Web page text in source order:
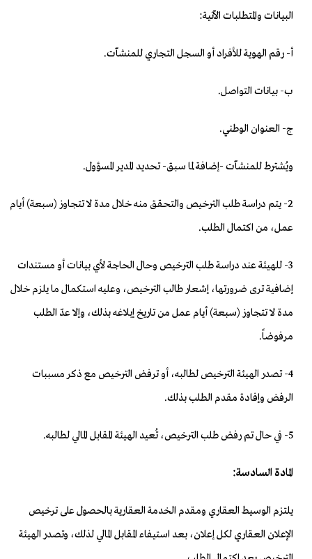
البيانات والمتطلبات الآتية:
‌أ- رقم الهوية للأفراد أو السجل التجاري للمنشآت.
‌ب- بيانات التواصل.
‌ج- العنوان الوطني.
ويُشترط للمنشآت -إضافة لما سبق- تحديد المدير المسؤول.
2- يتم دراسة طلب الترخيص والتحقق منه خلال مدة لا تتجاوز (سبعة) أيام
عمل، من اكتمال الطلب.
3- للهيئة عند دراسة طلب الترخيص وحال الحاجة لأي بيانات أو مستندات
إضافية ترى ضرورتها، إشعار طالب الترخيص، وعليه استكمال ما يلزم خلال
مدة لا تتجاوز (سبعة) أيام عمل من تاريخ إبلاغه بذلك، وإلا عدّ الطلب
مرفوضاً.
4- تصدر الهيئة الترخيص لطالبه، أو ترفض الترخيص مع ذكر مسببات
الرفض وإفادة مقدم الطلب بذلك.
5- في حال تم رفض طلب الترخيص، تُعيد الهيئة المقابل المالي لطالبه.
المادة السادسة:
يلتزم الوسيط العقاري ومقدم الخدمة العقارية بالحصول على ترخيص
الإعلان العقاري لكل إعلان، بعد استيفاء المقابل المالي لذلك، وتصدر الهيئة